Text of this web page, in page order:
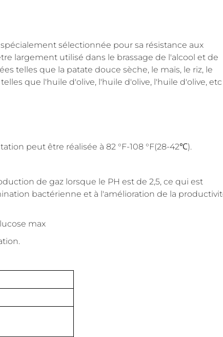
sélectionnée pour sa résistance aux
largement utilisé dans le brassage de l'alcool et de
telles que la patate douce sèche, le maïs, le riz, le
que l'huile d'olive, l'huile d'olive, l'huile d'olive, etc
peut être réalisée à 82 °F-108 °F(28-42℃).
de gaz lorsque le PH est de 2,5, ce qui est
bactérienne et à l'amélioration de la
max